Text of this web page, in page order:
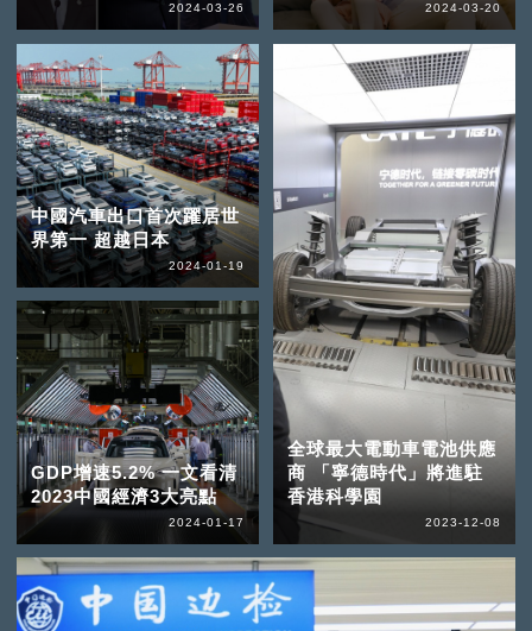
2024-03-26 2024-03-20
中國汽車出口首次躍居世
界第一 超越日本
2024-01-19
GDP增速5.2% 一文看清
2023中國經濟3大亮點
2024-01-17
全球最大電動車電池供應
商 「寧德時代」將進駐
香港科學園
2023-12-08